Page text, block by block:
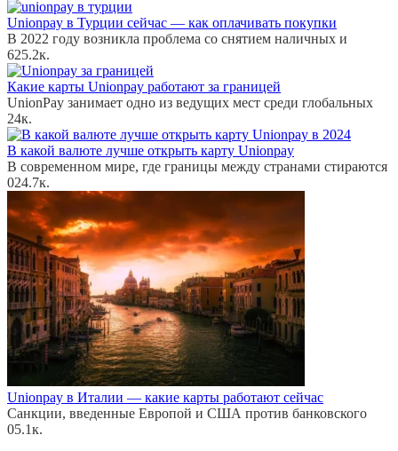
Unionpay в Турции сейчас — как оплачивать покупки
В 2022 году возникла проблема со снятием наличных и
625.2к.
Какие карты Unionpay работают за границей
UnionPay занимает одно из ведущих мест среди глобальных
24к.
В какой валюте лучше открыть карту Unionpay
В современном мире, где границы между странами стираются
024.7к.
Unionpay в Италии — какие карты работают сейчас
Санкции, введенные Европой и США против банковского
05.1к.